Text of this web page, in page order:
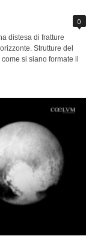
0
distesa di fratture
Strutture del
si siano formate il